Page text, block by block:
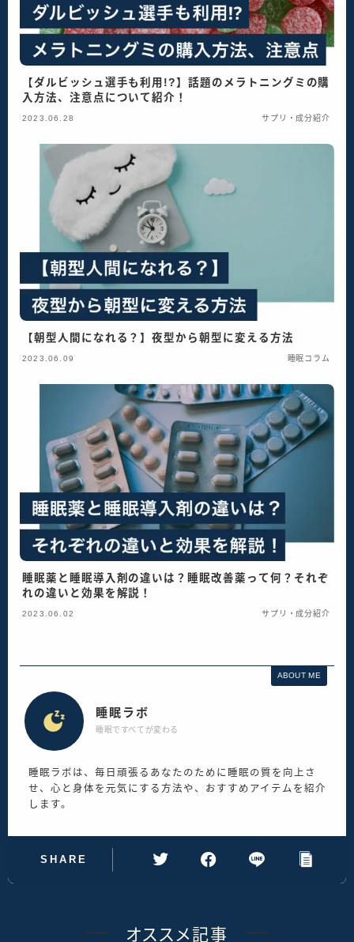
【ダルビッシュ選手も利用!?】話題のメラトニングミの購
入方法、注意点について紹介！
2023.06.28 サプリ・成分紹介
【朝型人間になれる？】夜型から朝型に変える方法
2023.06.09 睡眠コラム
睡眠薬と睡眠導入剤の違いは？睡眠改善薬って何？それぞ
れの違いと効果を解説！
2023.06.02 サプリ・成分紹介
ABOUT ME
睡眠ラボ
睡眠ですべてが変わる
睡眠ラボは、毎日頑張るあなたのために睡眠の質を向上さ
せ、心と身体を元気にする方法や、おすすめアイテムを紹介
します。
SHARE
オススメ記事